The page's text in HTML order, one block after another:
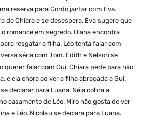
reserva para Gordo jantar com Eva.
de Chiara e se desespera. Eva sugere que
romance em segredo. Diana encontra
resgatar a filha. Léo tenta falar com
séria com Tom. Edith e Nelson se
querer falar com Gui. Chiara pede para não
e ela chora ao ver a filha abraçada a Gui.
declarar para Luana. Néia cobra a
casamento de Léo. Miro não gosta de ver
e Léo. Nicolau se declara para Luana.